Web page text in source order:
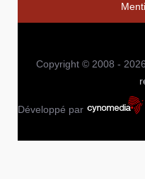
Copyright © 2008 - 2026
Développé par